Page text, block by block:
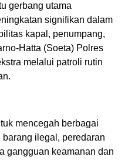
gerbang utama
signifikan dalam
kapal, penumpang,
Hatta (Soeta) Polres
melalui patroli rutin
mencegah berbagai
ilegal, peredaran
gangguan keamanan dan